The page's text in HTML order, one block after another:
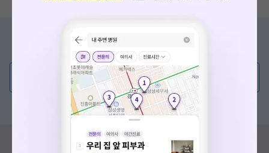
증상/치료, 궁금한 점이 있나요?
의사가 직접 답해드려요!
💬 무엇이든 물어보세요
혹은, 의료상담 서비스에 다양한 게시글 보러가기
혹시 잘못된 병원정보가 있나요?